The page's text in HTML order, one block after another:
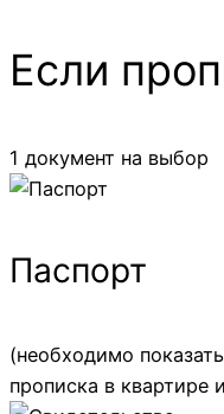
Если
1 документ на выбор
Паспорт
(необходимо
прописка в квартире